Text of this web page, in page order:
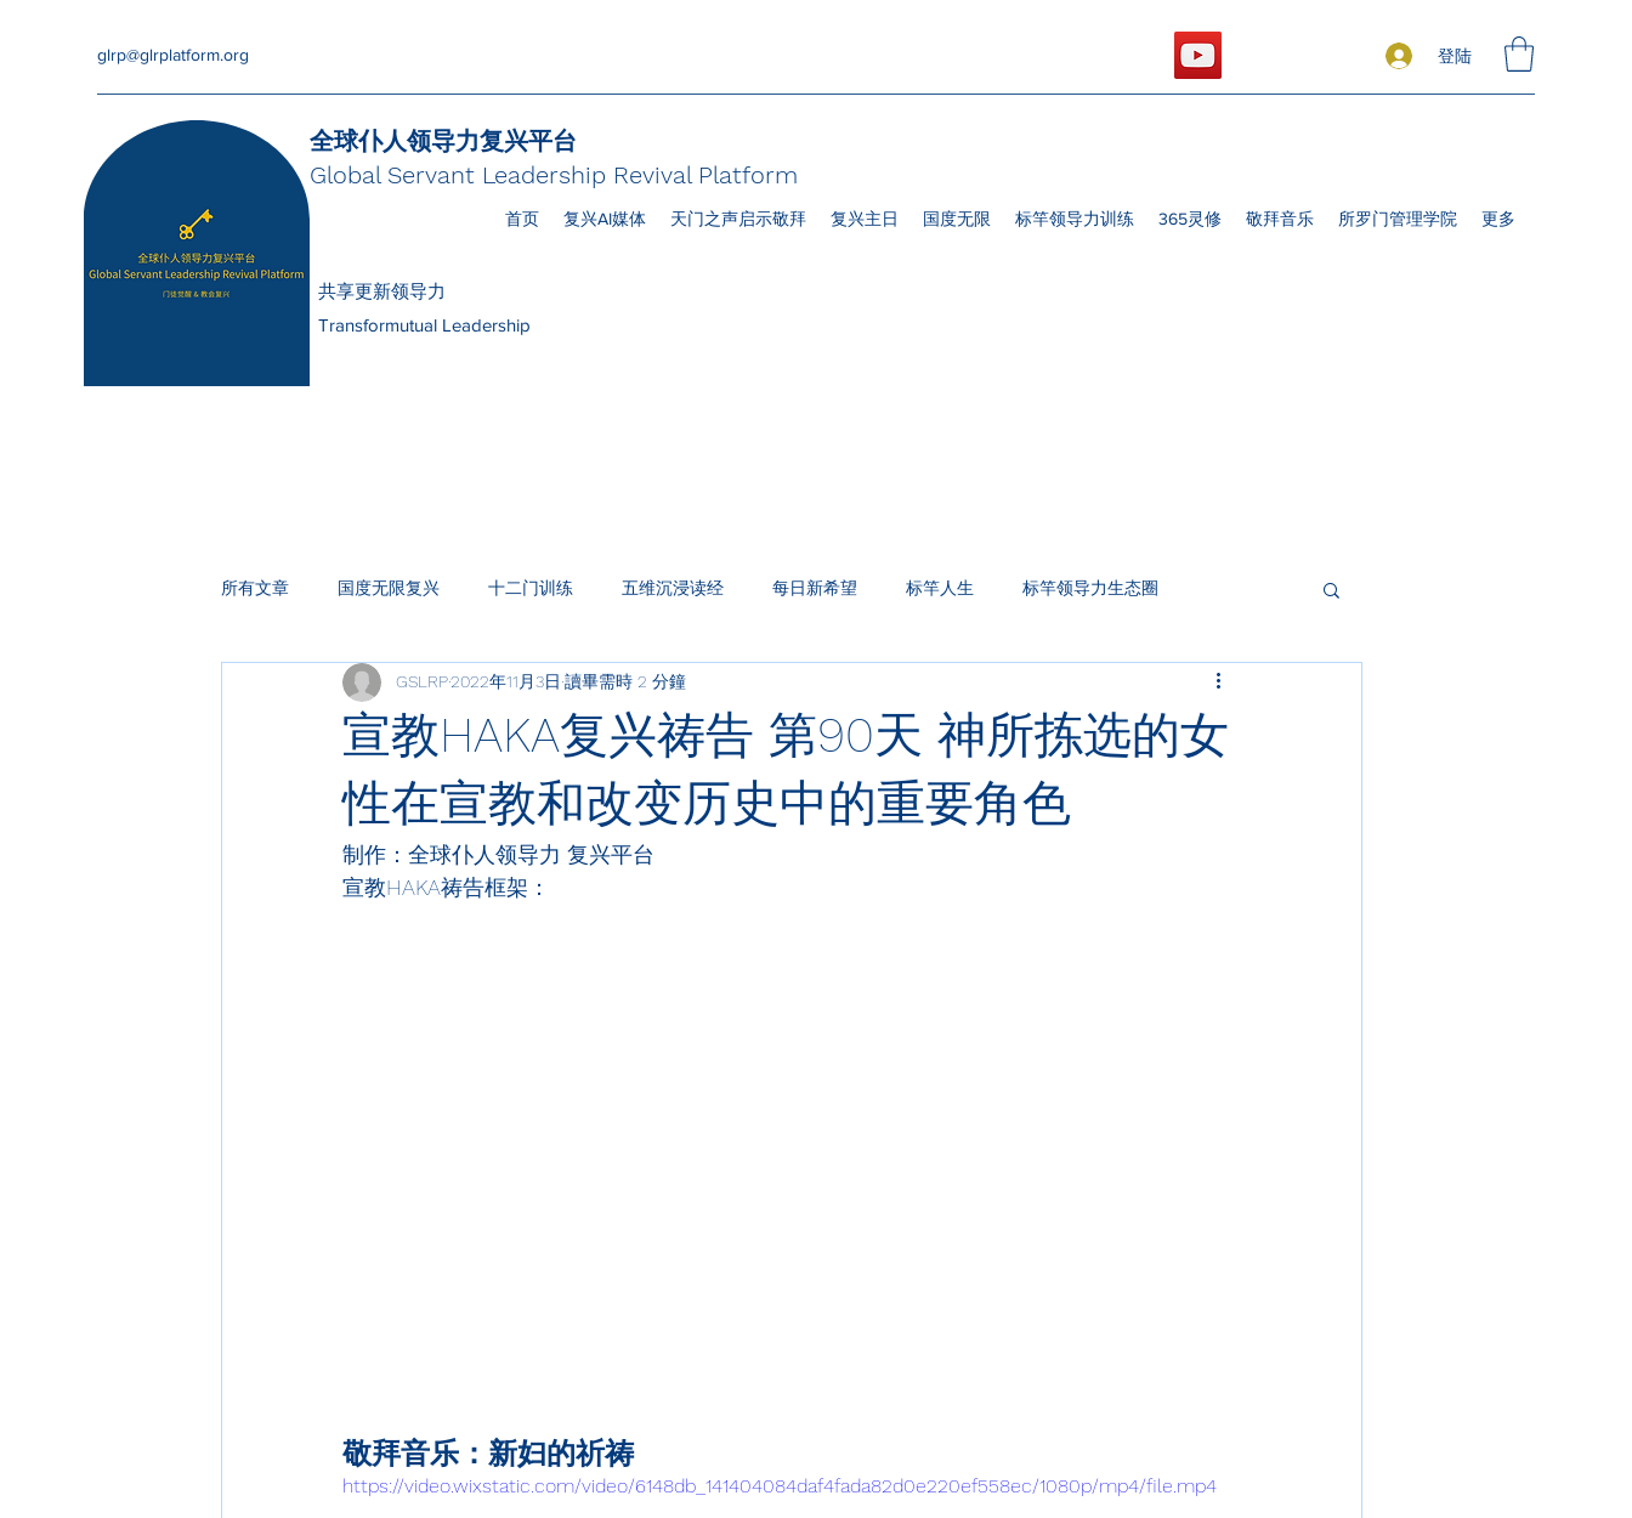
glrp@glrplatform.org 登陆
全球仆人领导力复兴平台
Global Servant Leadership Revival Platform
共享更新领导力
Transformutual Leadership
首页 复兴AI媒体 天门之声启示敬拜 复兴主日 国度无限 标竿领导力训练 365灵修 敬拜音乐 所罗门管理学院 更多
所有文章 国度无限复兴 十二门训练 五维沉浸读经 每日新希望 标竿人生 标竿领导力生态圈
HAKA复兴祷告 领袖训练 圣经财务观 一生之久
宣教HAKA复兴祷告 第90天 神所拣选的女
性在宣教和改变历史中的重要角色
GSLRP2022年11月3日 讀畢需時 2 分鐘
制作：全球仆人领导力 复兴平台
宣教HAKA祷告框架：
敬拜音乐：新妇的祈祷
https://video.wixstatic.com/video/6148db_141404084daf4fada82d0e220ef558ec/1080p/mp4/file.mp4